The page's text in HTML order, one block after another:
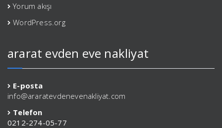
Yorum akışı
WordPress.org
ararat evden eve nakliyat
E-posta
info@araratevdenevenakliyat.com
Telefon
0212-274-05-77